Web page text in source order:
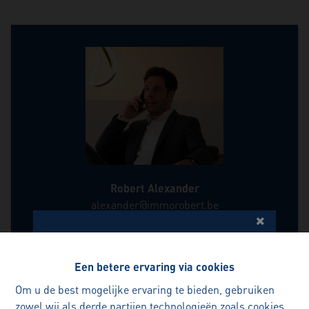
Een betere ervaring via cookies
Om u de best mogelijke ervaring te bieden, gebruiken
zowel wij als derde partijen technologieën zoals cookies
Robert Alexander
alexander@immorobert.be
2 1 1
Benieuwd naar de waarde van
uw woning?